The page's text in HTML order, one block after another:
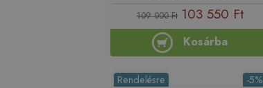
109 000 Ft 103 550 Ft
Kosárba
-5%
Rendelésre